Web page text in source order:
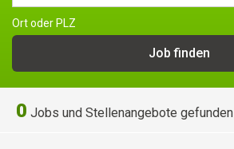
Ort oder PLZ
0 Jobs und Stellenangebote gefunden